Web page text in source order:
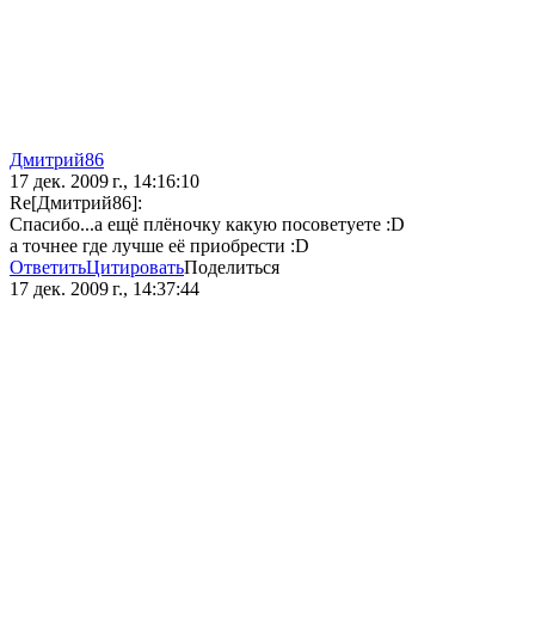
Дмитрий86
17 дек. 2009 г., 14:16:10
Re[Дмитрий86]:
Спасибо...а ещё плёночку какую посоветуете :D
а точнее где лучше её приобрести :D
ОтветитьЦитироватьПоделиться
17 дек. 2009 г., 14:37:44